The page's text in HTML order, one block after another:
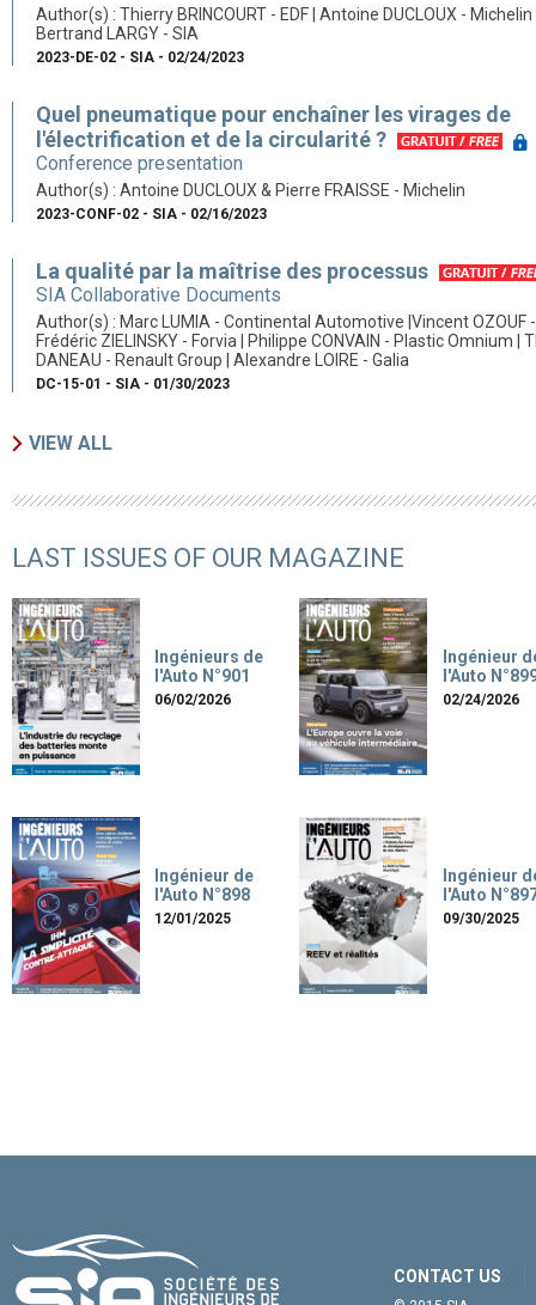
Author(s) : Thierry BRINCOURT - EDF | Antoine DUCLOUX - Michelin
Bertrand LARGY - SIA
2023-DE-02 - SIA - 02/24/2023
Quel pneumatique pour enchaîner les virages de
l'électrification et de la circularité ?
Conference presentation
Author(s) : Antoine DUCLOUX & Pierre FRAISSE - Michelin
2023-CONF-02 - SIA - 02/16/2023
La qualité par la maîtrise des processus
SIA Collaborative Documents
Author(s) : Marc LUMIA - Continental Automotive |Vincent OZOUF -
Frédéric ZIELINSKY - Forvia | Philippe CONVAIN - Plastic Omnium |
DANEAU - Renault Group | Alexandre LOIRE - Galia
DC-15-01 - SIA - 01/30/2023
VIEW ALL
LAST ISSUES OF OUR MAGAZINE
Ingénieurs de
l'Auto N°901
06/02/2026
Ingénieur
l'Auto
02/24/2026
Ingénieur de
l'Auto N°898
12/01/2025
Ingénieur
l'Auto
09/30/2025
CONTACT US